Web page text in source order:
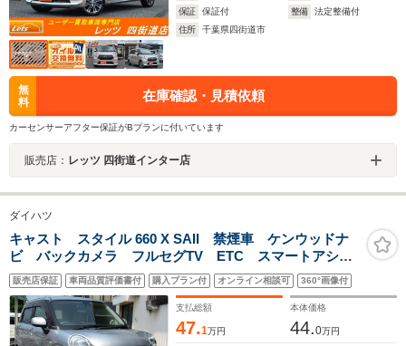
保証
保証付 整備
法定整備付
住所
千葉県四街道市
無
料
在庫確認・見積依頼
カーセンサーアフター保証がBプランに付いています
販売店： レッツ 四街道インター店
ダイハツ
キャスト スタイル 660 X SAII 禁煙車 ケンウッドナ
ビ バックカメラ フルセグTV ETC スマートアシス
トII アイドリングストップ フロアマット サイドバイ
ザー プッシュスタート Bluetoothオーディオ
販売店保証 車両品質評価書付 購入プラン付 オンライン相談可 360°画像付
支払総額
47.1万円
本体価格
44.0万円